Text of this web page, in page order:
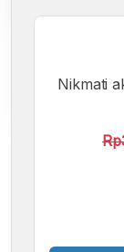
Nikmati